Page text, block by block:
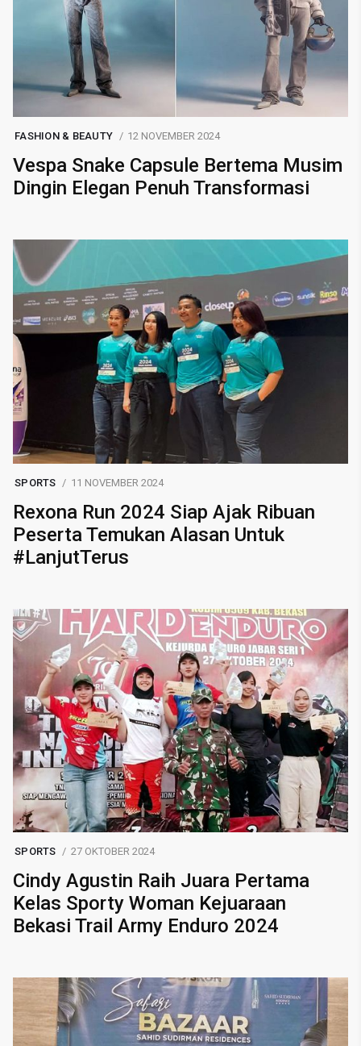
FASHION & BEAUTY 12 NOVEMBER 2024
Vespa Snake Capsule Bertema Musim
Dingin Elegan Penuh Transformasi
SPORTS 11 NOVEMBER 2024
Rexona Run 2024 Siap Ajak Ribuan
Peserta Temukan Alasan Untuk
#LanjutTerus
SPORTS 27 OKTOBER 2024
Cindy Agustin Raih Juara Pertama
Kelas Sporty Woman Kejuaraan
Bekasi Trail Army Enduro 2024